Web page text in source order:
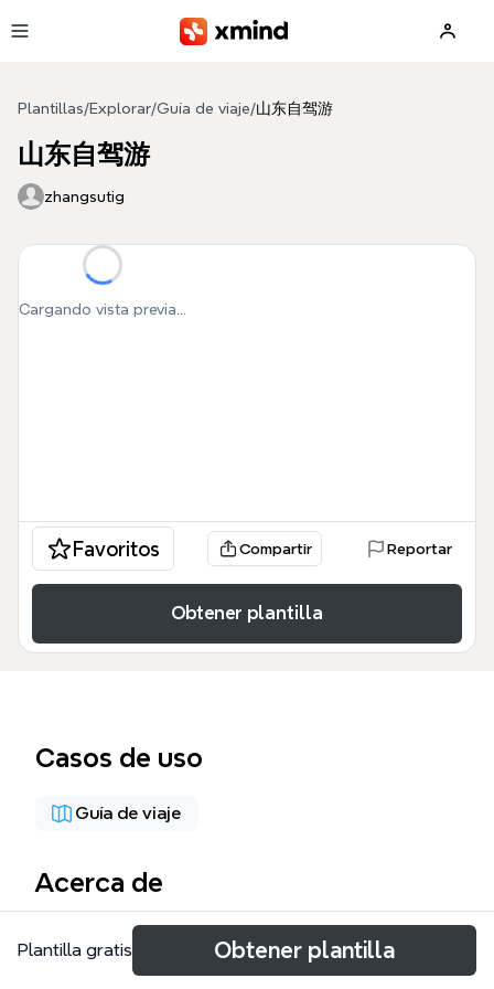
Plantillas/Explorar/Guía de viaje/山东自驾游
山东自驾游
zhangsutig
Cargando vista previa...
Favoritos Compartir Reportar
Obtener plantilla
Casos de uso
Guía de viaje
Acerca de
山东自驾游思维导图是一份专为家庭自驾游设计的旅行
规划模板，覆盖8月4日至8月12日共9天的行程。模板
Plantilla gratis Obtener plantilla